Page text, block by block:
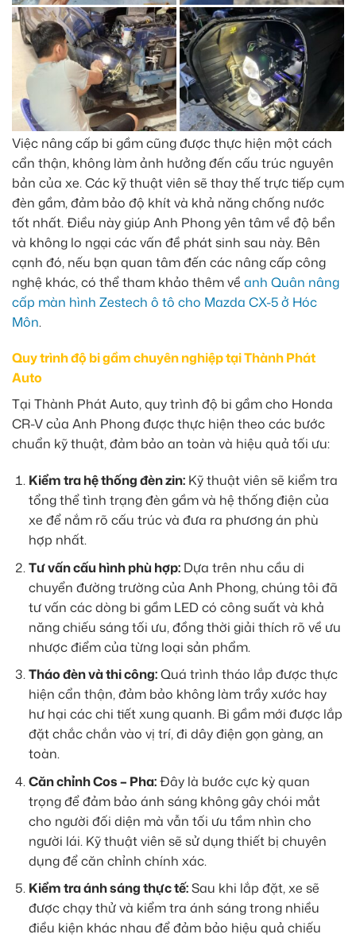
Việc nâng cấp bi gầm cũng được thực hiện một cách
cẩn thận, không làm ảnh hưởng đến cấu trúc nguyên
bản của xe. Các kỹ thuật viên sẽ thay thế trực tiếp cụm
đèn gầm, đảm bảo độ khít và khả năng chống nước
tốt nhất. Điều này giúp Anh Phong yên tâm về độ bền
và không lo ngại các vấn đề phát sinh sau này. Bên
cạnh đó, nếu bạn quan tâm đến các nâng cấp công
nghệ khác, có thể tham khảo thêm về anh Quân nâng
cấp màn hình Zestech ô tô cho Mazda CX-5 ở Hóc
Môn.
Quy trình độ bi gầm chuyên nghiệp tại Thành Phát
Auto
Tại Thành Phát Auto, quy trình độ bi gầm cho Honda
CR-V của Anh Phong được thực hiện theo các bước
chuẩn kỹ thuật, đảm bảo an toàn và hiệu quả tối ưu:
Kiểm tra hệ thống đèn zin:Kỹ thuật viên sẽ kiểm tra
tổng thể tình trạng đèn gầm và hệ thống điện của
xe để nắm rõ cấu trúc và đưa ra phương án phù
hợp nhất.
Tư vấn cấu hình phù hợp:Dựa trên nhu cầu di
chuyển đường trường của Anh Phong, chúng tôi đã
tư vấn các dòng bi gầm LED có công suất và khả
năng chiếu sáng tối ưu, đồng thời giải thích rõ về ưu
nhược điểm của từng loại sản phẩm.
Tháo đèn và thi công:Quá trình tháo lắp được thực
hiện cẩn thận, đảm bảo không làm trầy xước hay
hư hại các chi tiết xung quanh. Bi gầm mới được lắp
đặt chắc chắn vào vị trí, đi dây điện gọn gàng, an
toàn.
Căn chỉnh Cos – Pha:Đây là bước cực kỳ quan
trọng để đảm bảo ánh sáng không gây chói mắt
cho người đối diện mà vẫn tối ưu tầm nhìn cho
người lái. Kỹ thuật viên sẽ sử dụng thiết bị chuyên
dụng để căn chỉnh chính xác.
Kiểm tra ánh sáng thực tế:Sau khi lắp đặt, xe sẽ
được chạy thử và kiểm tra ánh sáng trong nhiều
điều kiện khác nhau để đảm bảo hiệu quả chiếu